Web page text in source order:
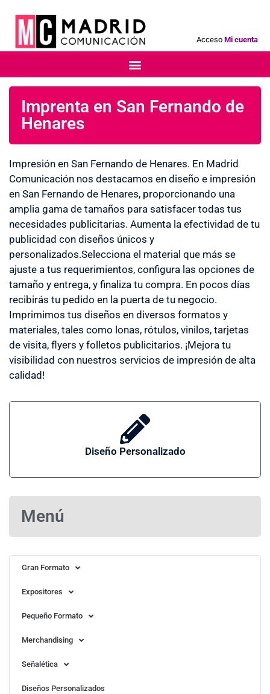
Acceso Mi cuenta
Diseño Personalizado
Imprenta en San Fernando de
Henares
Impresión en San Fernando de Henares. En Madrid
Comunicación nos destacamos en diseño e impresión
en San Fernando de Henares, proporcionando una
amplia gama de tamaños para satisfacer todas tus
necesidades publicitarias. Aumenta la efectividad de tu
publicidad con diseños únicos y
personalizados.Selecciona el material que más se
ajuste a tus requerimientos, configura las opciones de
tamaño y entrega, y finaliza tu compra. En pocos días
recibirás tu pedido en la puerta de tu negocio.
Imprimimos tus diseños en diversos formatos y
materiales, tales como lonas, rótulos, vinilos, tarjetas
de visita, flyers y folletos publicitarios. ¡Mejora tu
visibilidad con nuestros servicios de impresión de alta
calidad!
Menú
Gran Formato
Expositores
Pequeño Formato
Merchandising
Señalética
Diseños Personalizados